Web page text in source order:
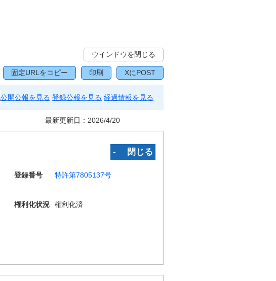
ウインドウを閉じる
固定URLをコピー 印刷 XにPOST
公開公報を見る 登録公報を見る 経過情報を見る
最新更新日： 2026/4/20
‐ 閉じる
登録番号
特許第7805137号
権利化状況
権利化済